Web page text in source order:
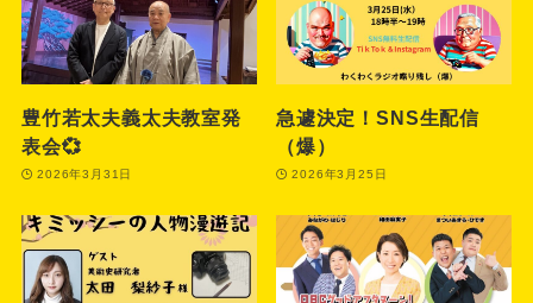
豊竹若太夫義太夫教室発
表会💞
2026年3月31日
急遽決定！SNS生配信
（爆）
2026年3月25日